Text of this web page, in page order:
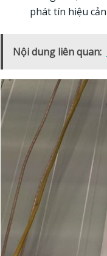
phát tín hiệu
Nội dung liên quan: